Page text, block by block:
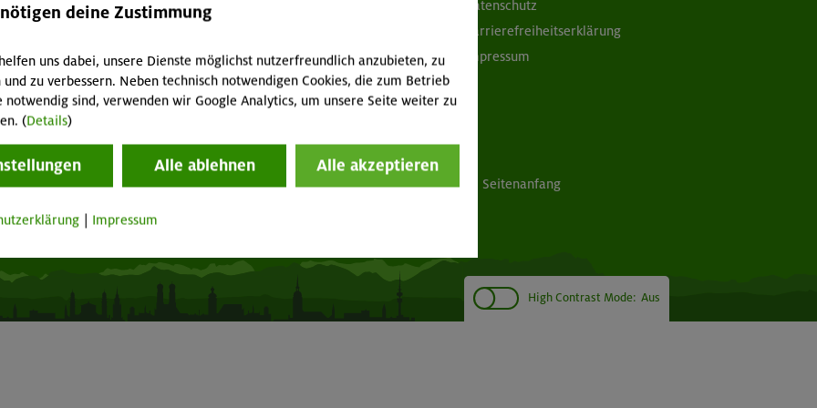
geben!
Mitgliedschaft kündigen
Vertrag widerrufen
Datenschutz
Barrierefreiheitserklärung
Impressum
Seite drucken Seitenanfang
High Contrast Mode: Aus
deine Zustimmung
uns dabei, unsere Dienste möglichst nutzerfreundlich anzubieten, zu
und zu verbessern. Neben technisch notwendigen Cookies, die zum Betrieb
notwendig sind, verwenden wir Google Analytics, um unsere Seite weiter zu
(Details)
Alle ablehnen Alle akzeptieren
Impressum